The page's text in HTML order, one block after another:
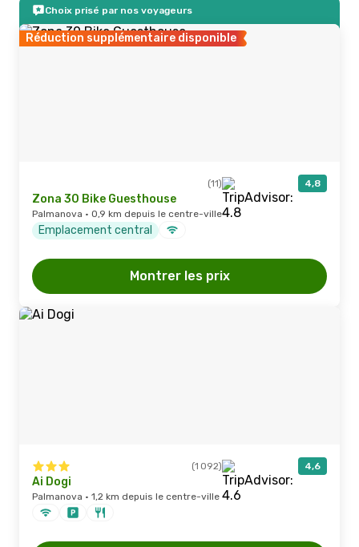
Choix prisé par nos voyageurs
Réduction supplémentaire disponible
(11) 4,8
Zona 30 Bike Guesthouse
Palmanova · 0,9 km depuis le centre-ville
Emplacement central
Montrer les prix
(1 092) 4,6
Ai Dogi
Palmanova · 1,2 km depuis le centre-ville